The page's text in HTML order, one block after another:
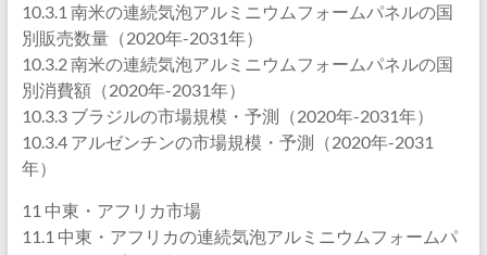
10.3.1 南米の連続気泡アルミニウムフォームパネルの国
別販売数量（2020年-2031年）
10.3.2 南米の連続気泡アルミニウムフォームパネルの国
別消費額（2020年-2031年）
10.3.3 ブラジルの市場規模・予測（2020年-2031年）
10.3.4 アルゼンチンの市場規模・予測（2020年-2031
年）
11 中東・アフリカ市場
11.1 中東・アフリカの連続気泡アルミニウムフォームパ